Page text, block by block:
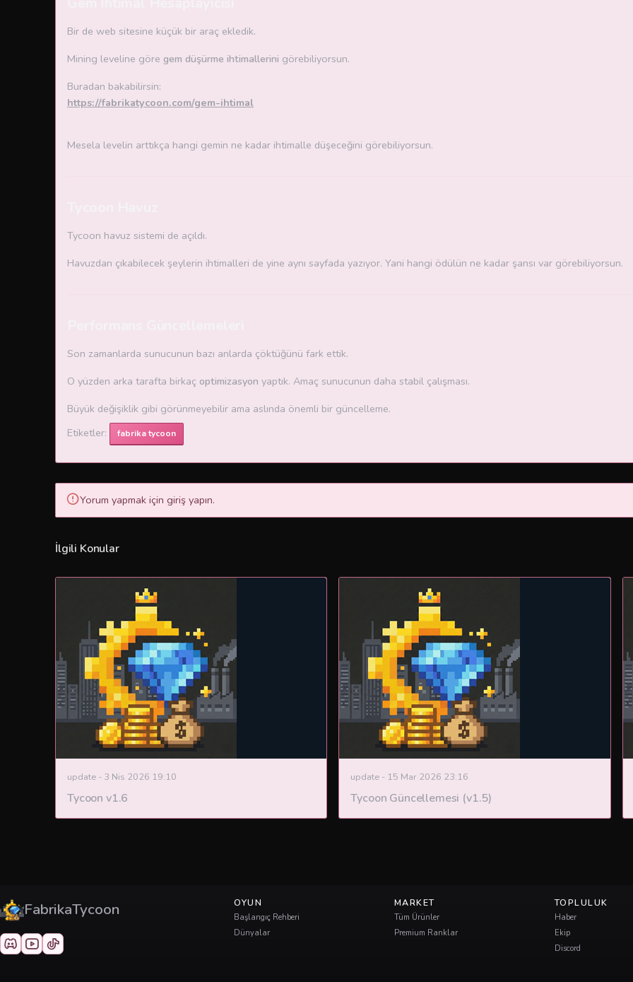
Bir de web sitesine küçük bir araç ekledik.
Mining leveline göre gem düşürme ihtimallerini görebiliyorsun.
Buradan bakabilirsin:
https://fabrikatycoon.com/gem-ihtimal
Mesela levelin arttıkça hangi gemin ne kadar ihtimalle düşeceğini görebiliyorsun.
Tycoon havuz sistemi de açıldı.
Havuzdan çıkabilecek şeylerin ihtimalleri de yine aynı sayfada yazıyor. Yani hangi ödülün ne kadar şansı var görebiliyorsun.
Son zamanlarda sunucunun bazı anlarda çöktüğünü fark ettik.
O yüzden arka tarafta birkaç optimizasyon yaptık. Amaç sunucunun daha stabil çalışması.
Büyük değişiklik gibi görünmeyebilir ama aslında önemli bir güncelleme.
Etiketler:
fabrika tycoon
Yorum yapmak için giriş yapın.
İlgili Konular
update - 3 Nis 2026 19:10
Tycoon v1.6
update - 15 Mar 2026 23:16
Tycoon Güncellemesi (v1.5)
FabrikaTycoon OYUN
Başlangıç Rehberi
Dünyalar
MARKET
Tüm Ürünler
Premium Ranklar
TOPLULUK
Haber
Ekip
Discord